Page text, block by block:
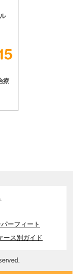
療
ーフィート
ース別ガイド